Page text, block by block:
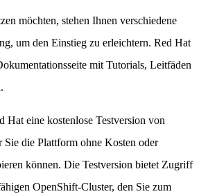
möchten, stehen Ihnen verschiedene
um den Einstieg zu erleichtern. Red Hat
mit Tutorials, Leitfäden
Hat eine kostenlose Testversion von
die Plattform ohne Kosten oder
können. Die Testversion bietet Zugriff
OpenShift-Cluster, den Sie zum